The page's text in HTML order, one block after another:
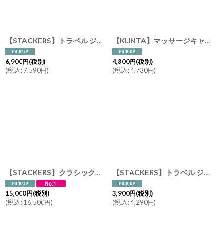
【STACKERS】トラベル ジュエリーボックス ラウンド シルバー Silver 日本限定 ユナイテッドアローズ Tarevel Round United Arrows スタッカーズ
6,900円(税別)
(税込: 7,590円)
【KLINTA】マッサージキャンドル 200ml 45時間 クリンタ スウェーデン イギリス製 アロマキャンドル アロマ 香り 北欧 ギフト キャンドル 癒し
4,300円(税別)
(税込:4,730円)
【STACKERS】クラシック ジュエリーボックス 選べる3個セット トープ Taupe スタッカーズ ロンドン UK
15,000円(税別)
(税込: 16,500円)
【STACKERS】トラベル ジュエリーボックス S Travel S トープ グレージュ Taupe スタッカーズ
3,900円(税別)
(税込:4,290円)